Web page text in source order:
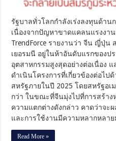
ระหว่าง
กับ
จีน
รัฐบาลทั่วโลกกำลังเร่งลงทุนด้า
เนื่องจากปัญหาขาดแคลนแรงงา
TrendForce รายงานว่า จีน ญี่ปุ่น
เยอรมนี อยู่ในห้าอันดับแรกของป
อุตสาหกรรมสูงสุดอย่างต่อเนื่อง
ดำเนินโครงการที่เกี่ยวข้องต่อไป
สหรัฐภายในปี 2025 โดยสหรัฐอเ
กว่า ในขณะที่จีนมุ่งไปที่การสร้า
ความแตกต่างดังกล่าว คาดว่าจ
และการใช้งานมีความหลากหลา
Read More »